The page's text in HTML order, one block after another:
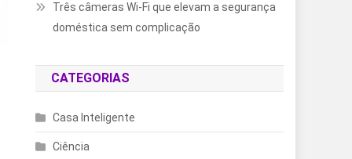
Três câmeras Wi-Fi que elevam a segurança
doméstica sem complicação
CATEGORIAS
Casa Inteligente
Ciência